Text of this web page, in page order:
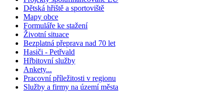
Dětská hřiště a sportoviště
Mapy obce
Formuláře ke stažení
Životní situace
Bezplatná přeprava nad 70 let
Hasiči - Petřvald
Hřbitovní služby
Ankety...
Pracovní příležitosti v regionu
Služby a firmy na území města